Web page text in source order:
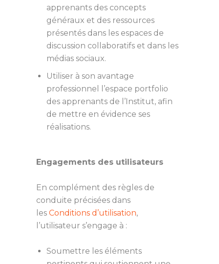
apprenants des concepts
généraux et des ressources
présentés dans les espaces de
discussion collaboratifs et dans les
médias sociaux.
Utiliser à son avantage
professionnel l’espace portfolio
des apprenants de l’Institut, afin
de mettre en évidence ses
réalisations.
Engagements des utilisateurs
En complément des règles de
conduite précisées dans
les Conditions d’utilisation,
l’utilisateur s’engage à :
Soumettre les éléments